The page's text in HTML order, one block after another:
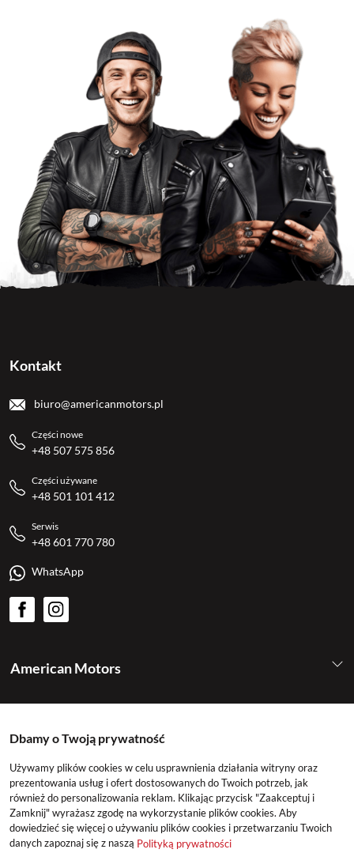
American Motors
Konto
Kontakt
biuro@americanmotors.pl
Części nowe
+48 507 575 856
Części używane
+48 501 101 412
Serwis
+48 601 770 780
WhatsApp
Dbamy o Twoją prywatność
Używamy plików cookies w celu usprawnienia działania witryny oraz
prezentowania usług i ofert dostosowanych do Twoich potrzeb, jak
również do personalizowania reklam. Klikając przycisk "Zaakceptuj i
Zamknij" wyrażasz zgodę na wykorzystanie plików cookies. Aby
dowiedzieć się więcej o używaniu plików cookies i przetwarzaniu Twoich
danych zapoznaj się z naszą Polityką prywatności